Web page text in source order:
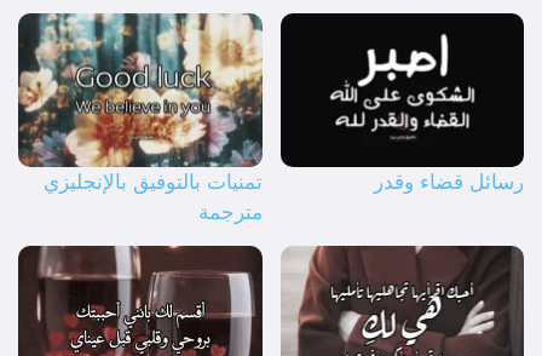
رسائل قضاء وقدر
تمنيات بالتوفيق بالإنجليزي
مترجمة